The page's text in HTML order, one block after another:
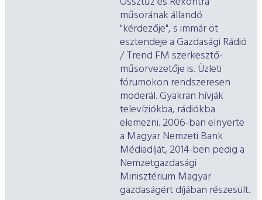
műsorának állandó
"kérdezője", s immár öt
esztendeje a Gazdasági Rádió
/ Trend FM szerkesztő-
műsorvezetője is. Üzleti
fórumokon rendszeresen
moderál. Gyakran hívják
televíziókba, rádiókba
elemezni. 2006-ban elnyerte
a Magyar Nemzeti Bank
Médiadíját, 2014-ben pedig a
Nemzetgazdasági
Minisztérium Magyar
gazdaságért díjában részesült.